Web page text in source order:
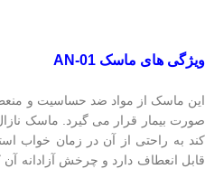
ویژگی های ماسک AN-01
این ماسک از مواد ضد حساسیت و
صورت بیمار قرار می گیرد. ماسک
قابل انعطاف دارد و چرخش آزادانه